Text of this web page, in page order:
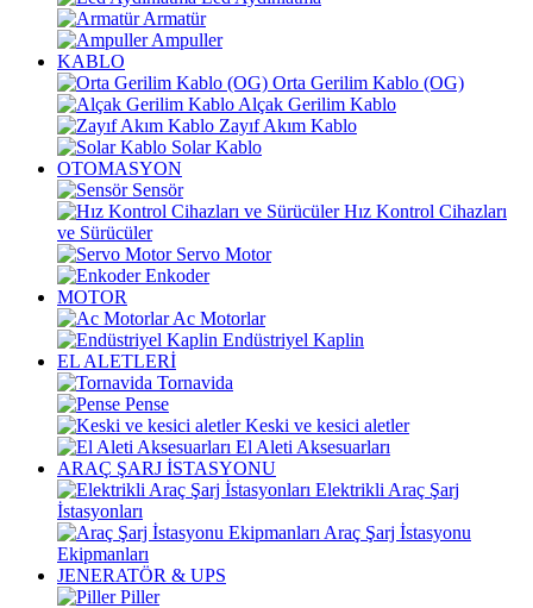
Armatür
Ampuller
KABLO
Orta Gerilim Kablo (OG)
Alçak Gerilim Kablo
Zayıf Akım Kablo
Solar Kablo
OTOMASYON
Sensör
Hız Kontrol Cihazları
ve Sürücüler
Servo Motor
Enkoder
MOTOR
Ac Motorlar
Endüstriyel Kaplin
EL ALETLERİ
Tornavida
Pense
Keski ve kesici aletler
El Aleti Aksesuarları
ARAÇ ŞARJ İSTASYONU
Elektrikli Araç Şarj
İstasyonları
Araç Şarj İstasyonu
Ekipmanları
JENERATÖR & UPS
Piller